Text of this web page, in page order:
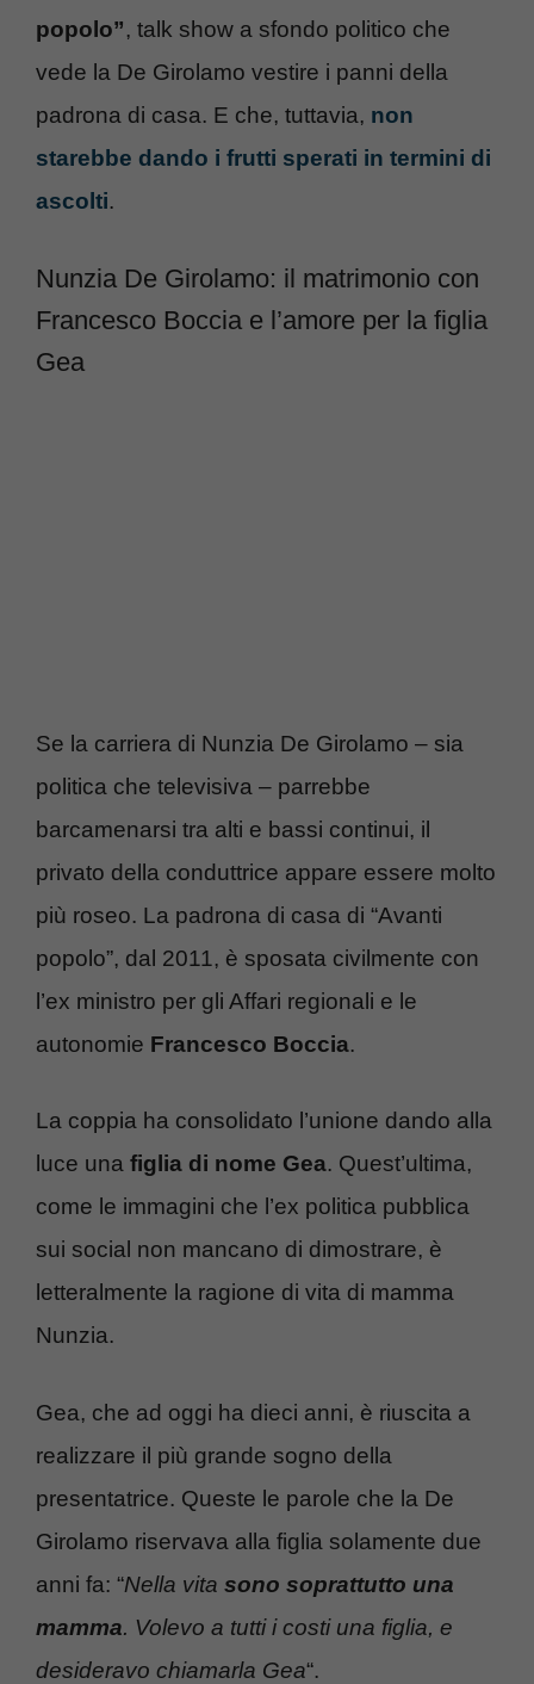
popolo”, talk show a sfondo politico che
vede la De Girolamo vestire i panni della
padrona di casa. E che, tuttavia, non
starebbe dando i frutti sperati in termini di
ascolti.
Nunzia De Girolamo: il matrimonio con
Francesco Boccia e l’amore per la figlia
Gea
Se la carriera di Nunzia De Girolamo – sia
politica che televisiva – parrebbe
barcamenarsi tra alti e bassi continui, il
privato della conduttrice appare essere molto
più roseo. La padrona di casa di “Avanti
popolo”, dal 2011, è sposata civilmente con
l’ex ministro per gli Affari regionali e le
autonomie Francesco Boccia.
La coppia ha consolidato l’unione dando alla
luce una figlia di nome Gea. Quest’ultima,
come le immagini che l’ex politica pubblica
sui social non mancano di dimostrare, è
letteralmente la ragione di vita di mamma
Nunzia.
Gea, che ad oggi ha dieci anni, è riuscita a
realizzare il più grande sogno della
presentatrice. Queste le parole che la De
Girolamo riservava alla figlia solamente due
anni fa: “Nella vita sono soprattutto una
mamma. Volevo a tutti i costi una figlia, e
desideravo chiamarla Gea“.